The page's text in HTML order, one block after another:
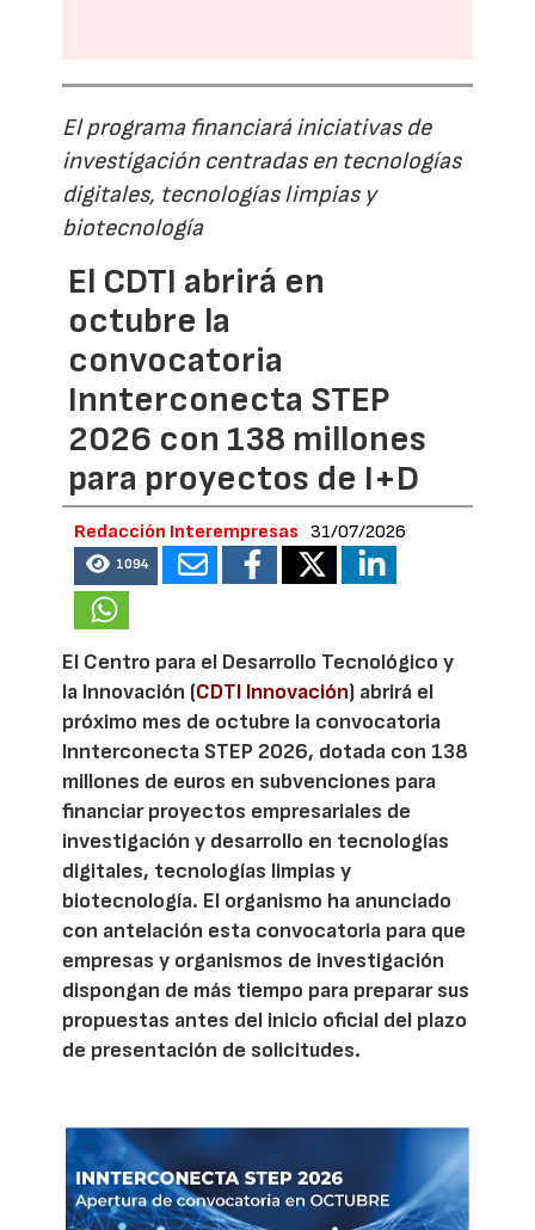
El programa financiará iniciativas de
investigación centradas en tecnologías
digitales, tecnologías limpias y
biotecnología
El CDTI abrirá en
octubre la
convocatoria
Innterconecta STEP
2026 con 138 millones
para proyectos de I+D
Redacción Interempresas 31/07/2026
1094
El Centro para el Desarrollo Tecnológico y
la Innovación (CDTI Innovación) abrirá el
próximo mes de octubre la convocatoria
Innterconecta STEP 2026, dotada con 138
millones de euros en subvenciones para
financiar proyectos empresariales de
investigación y desarrollo en tecnologías
digitales, tecnologías limpias y
biotecnología. El organismo ha anunciado
con antelación esta convocatoria para que
empresas y organismos de investigación
dispongan de más tiempo para preparar sus
propuestas antes del inicio oficial del plazo
de presentación de solicitudes.